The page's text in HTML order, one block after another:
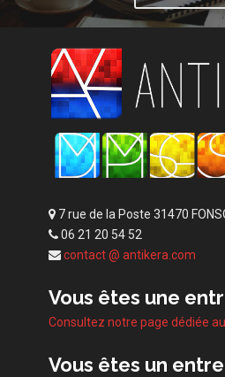
7 rue de la Poste 31470
06 21 20 54 52
contact @ antikera.com
Vous êtes une
Consultez notre page dédiée
Vous êtes un